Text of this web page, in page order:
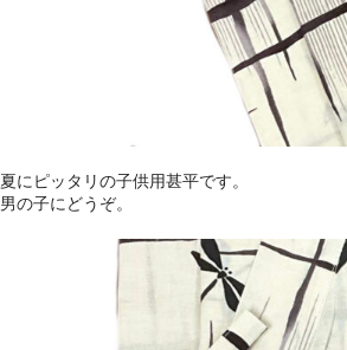
夏にピッタリの子供用甚平です。
男の子にどうぞ。